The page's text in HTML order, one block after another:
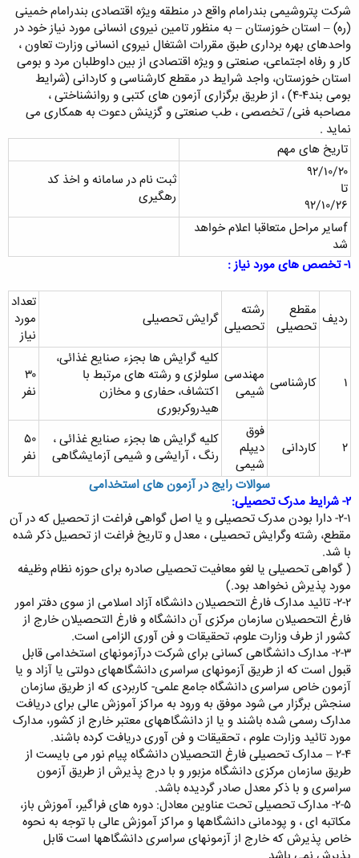
شرکت پتروشیمی بندرامام واقع در منطقه ویژه اقتصادی بندرامام خمینی
(ره) – استان خوزستان – به منظور تامین نیروی انسانی مورد نیاز خود در
واحدهای بهره برداری طبق مقررات اشتغال نیروی انسانی وزارت تعاون ،
کار و رفاه اجتماعی، صنعتی و ویژه اقتصادی از بین داوطلبان مرد و بومی
استان خوزستان، واجد شرایط در مقطع کارشناسی و کاردانی (شرایط
بومی بند۴-۴) ، از طریق برگزاری آزمون های کتبی و روانشناختی ،
مصاحبه فنی/ تخصصی ، طب صنعتی و گزینش دعوت به همکاری می
نماید .
تاریخ های مهم
۹۲/۱۰/۲۰
تا
۹۲/۱۰/۲۶
ثبت نام در سامانه و اخذ کد
رهگیری
fسایر مراحل متعاقبا اعلام خواهد
شد
۱- تخصص های مورد نیاز :
ردیف مقطع
تحصیلی
رشته
تحصیلی گرایش تحصیلی
تعداد
مورد
نیاز
۱ کارشناسی مهندسی
شیمی
کلیه گرایش ها بجزء صنایع غذائی،
سلولزی و رشته های مرتبط با
اکتشاف، حفاری و مخازن
هیدروکربوری
۳۰
نفر
۲ کاردانی
فوق
دیپلم
شیمی
کلیه گرایش ها بجزء صنایع غذائی ،
رنگ ، آرایشی و شیمی آزمایشگاهی
۵۰
نفر
سوالات رایج در آزمون های استخدامی
۲- شرایط مدرک تحصیلی:
۲-۱- دارا بودن مدرک تحصیلی و یا اصل گواهی فراغت از تحصیل که در آن
مقطع، رشته وگرایش تحصیلی ، معدل و تاریخ فراغت از تحصیل ذکر شده
با شد.
( گواهی تحصیلی یا لغو معافیت تحصیلی صادره برای حوزه نظام وظیفه
مورد پذیرش نخواهد بود.)
۲-۲- تائید مدارک فارغ التحصیلان دانشگاه آزاد اسلامی از سوی دفتر امور
فارغ التحصیلان سازمان مرکزی آن دانشگاه و فارغ التحصیلان خارج از
کشور از طرف وزارت علوم، تحقیقات و فن آوری الزامی است.
۲-۳- مدارک دانشگاهی کسانی برای شرکت درآزمونهای استخدامی قابل
قبول است که از طریق آزمونهای سراسری دانشگاههای دولتی یا آزاد و یا
آزمون خاص سراسری دانشگاه جامع علمی- کاربردی که از طریق سازمان
سنجش برگزار می شود موفق به ورود به مراکز آموزش عالی برای دریافت
مدارک رسمی شده باشند و یا از دانشگاههای معتبر خارج از کشور، مدارک
مورد تائید وزارت علوم ، تحقیقات و فن آوری دریافت کرده باشند.
۲-۴ – مدارک تحصیلی فارغ التحصیلان دانشگاه پیام نور می بایست از
طریق سازمان مرکزی دانشگاه مزبور و با درج پذیرش از طریق آزمون
سراسری و با ذکر معدل صادر گردیده باشد.
۲-۵- مدارک تحصیلی تحت عناوین معادل: دوره های فراگیر، آموزش باز،
مکاتبه ای ، و پودمانی دانشگاهها و مراکز آموزش عالی با توجه به نحوه
خاص پذیرش که خارج از آزمونهای سراسری دانشگاهها است قابل